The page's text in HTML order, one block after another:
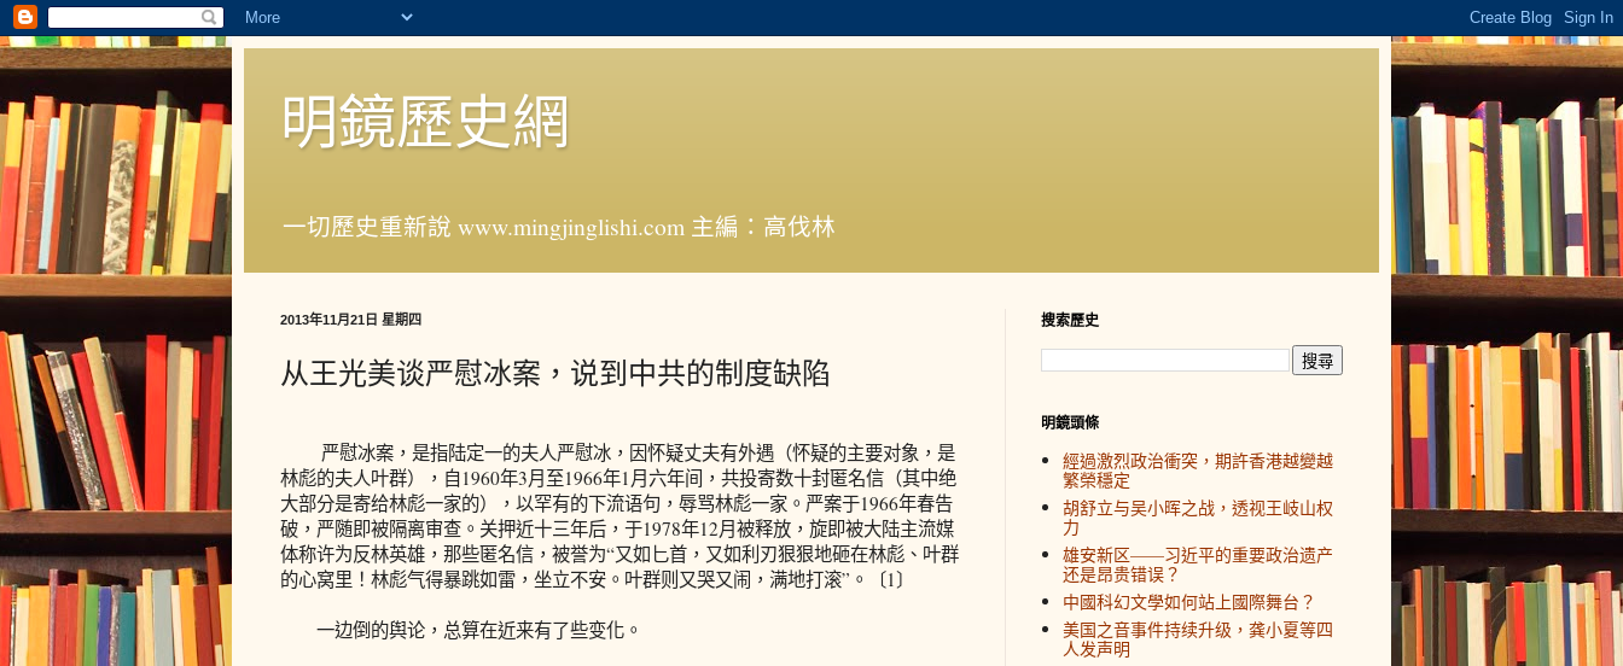
明鏡歷史網
一切歷史重新說 www.mingjinglishi.com 主編：高伐林
2013年11月21日 星期四
从王光美谈严慰冰案，说到中共的制度缺陷
严慰冰案，是指陆定一的夫人严慰冰，因怀疑丈夫有外遇（怀疑的主要对象，是
林彪的夫人叶群），自1960年3月至1966年1月六年间，共投寄数十封匿名信（其中绝
大部分是寄给林彪一家的），以罕有的下流语句，辱骂林彪一家。严案于1966年春告
破，严随即被隔离审查。关押近十三年后，于1978年12月被释放，旋即被大陆主流媒
体称许为反林英雄，那些匿名信，被誉为“又如匕首，又如利刃狠狠地砸在林彪、叶群
的心窝里！林彪气得暴跳如雷，坐立不安。叶群则又哭又闹，满地打滚”。〔1〕
一边倒的舆论，总算在近来有了些变化。
搜索歷史
明鏡頭條
經過激烈政治衝突，期許香港越變越
繁榮穩定
胡舒立与吴小晖之战，透视王岐山权
力
雄安新区——习近平的重要政治遗产
还是昂贵错误？
中國科幻文學如何站上國際舞台？
美国之音事件持续升级，龚小夏等四
人发声明